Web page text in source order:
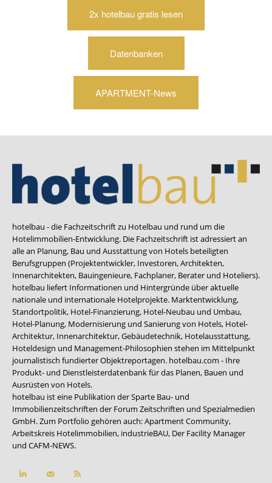
2x hotelbau gratis lesen
Datenbanken
APARTMENT-News
hotelbau - die Fachzeitschrift zu Hotelbau und rund um die
Hotelimmobilien-Entwicklung. Die Fachzeitschrift ist adressiert an
alle an Planung, Bau und Ausstattung von Hotels beteiligten
Berufsgruppen (Projektentwickler, Investoren, Architekten,
Innenarchitekten, Bauingenieure, Fachplaner, Berater und Hoteliers).
hotelbau liefert Informationen und Hintergründe über aktuelle
nationale und internationale Hotelprojekte. Marktentwicklung,
Standortpolitik, Hotel-Finanzierung, Hotel-Neubau und Umbau,
Hotel-Planung, Modernisierung und Sanierung von Hotels, Hotel-
Architektur, Innenarchitektur, Gebäudetechnik, Hotelausstattung,
Hoteldesign und Management-Philosophien stehen im Mittelpunkt
journalistisch fundierter Objektreportagen. hotelbau.com - Ihre
Produkt- und Dienstleisterdatenbank für das Planen, Bauen und
Ausrüsten von Hotels.
hotelbau ist eine Publikation der Sparte Bau- und
Immobilienzeitschriften der Forum Zeitschriften und Spezialmedien
GmbH. Zum Portfolio gehören auch:Apartment Community,
Arbeitskreis Hotelimmobilien, industrieBAU, Der Facility Manager
und CAFM-NEWS.